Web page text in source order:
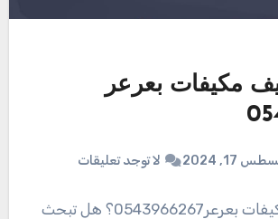
مكيفات بعرعر
17, 2024 لا توجد تعليقات
شركة تنظيف مكيفات بعرعر0543966267؟ هل تبحث